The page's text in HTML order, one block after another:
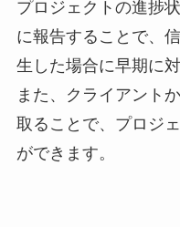
プロジェクトの進捗
に報告することで、
生した場合に早期に
また、クライアント
取ることで、プロジ
ができます。